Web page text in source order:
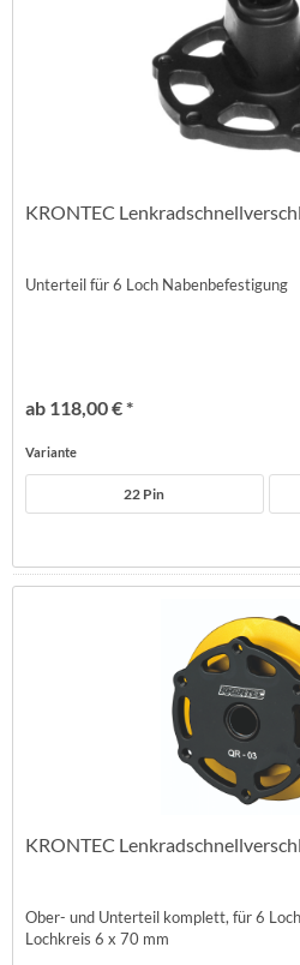
KRONTEC
Unterteil für 6 Loch Nabenbefestigung
ab 118,00 € *
Variante
22 Pin
KRONTEC
Ober- und Unterteil komplett, für 6
Lochkreis 6 x 70 mm